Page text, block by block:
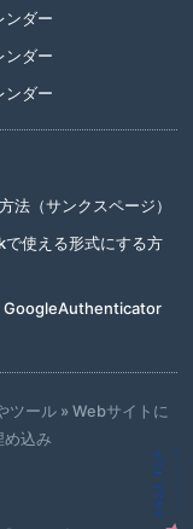
ンダー
ンダー
ンダー
法（サンクスページ）
使える形式にする方
GoogleAuthenticator
ツール» Webサイトに
込み